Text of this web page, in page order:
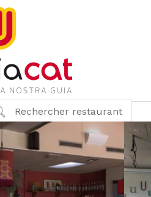
Rechercher restaurant